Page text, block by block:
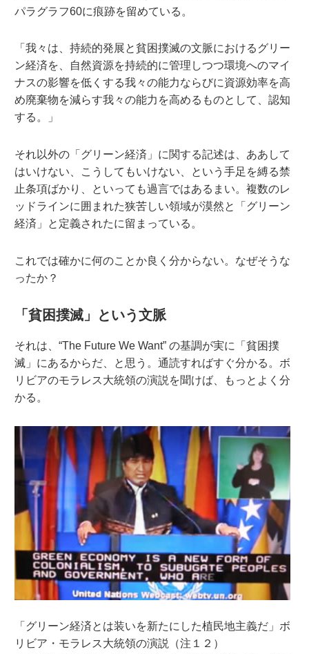
パラグラフ60に痕跡を留めている。
「我々は、持続的発展と貧困撲滅の文脈におけるグリー
ン経済を、自然資源を持続的に管理しつつ環境へのマイ
ナスの影響を低くする我々の能力ならびに資源効率を高
め廃棄物を減らす我々の能力を高めるものとして、認知
する。」
それ以外の「グリーン経済」に関する記述は、ああして
はいけない、こうしてもいけない、という手足を縛る禁
止条項ばかり、といっても過言ではあるまい。複数のレ
ッドラインに囲まれた狭苦しい領域が漠然と「グリーン
経済」と定義されたに留まっている。
これでは確かに何のことか良く分からない。なぜそうな
ったか？
「貧困撲滅」という文脈
それは、“The Future We Want” の基調が実に「貧困撲
滅」にあるからだ、と思う。通読すればすぐ分かる。ボ
リビアのモラレス大統領の演説を聞けば、もっとよく分
かる。
「グリーン経済とは装いを新たにした植民地主義だ」ボ
リビア・モラレス大統領の演説（注１２）